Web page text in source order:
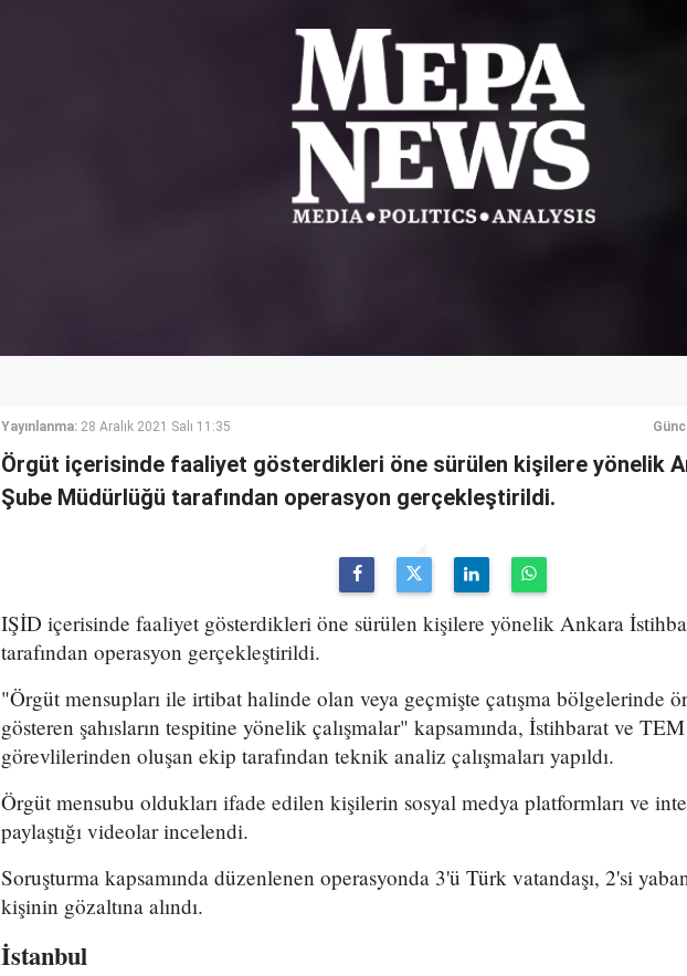
Yayınlanma: 28 Aralık 2021 Salı 11:35
Örgüt içerisinde faaliyet gösterdikleri öne sürülen kişilere yönelik
Şube Müdürlüğü tarafından operasyon gerçekleştirildi.
IŞİD içerisinde faaliyet gösterdikleri öne sürülen kişilere yönelik Ankara
tarafından operasyon gerçekleştirildi.
"Örgüt mensupları ile irtibat halinde olan veya geçmişte çatışma bölgelerinde
gösteren şahısların tespitine yönelik çalışmalar" kapsamında, İstihbarat ve
görevlilerinden oluşan ekip tarafından teknik analiz çalışmaları yapıldı.
Örgüt mensubu oldukları ifade edilen kişilerin sosyal medya platformları ve
paylaştığı videolar incelendi.
Soruşturma kapsamında düzenlenen operasyonda 3'ü Türk vatandaşı, 2'si
kişinin gözaltına alındı.
İstanbul